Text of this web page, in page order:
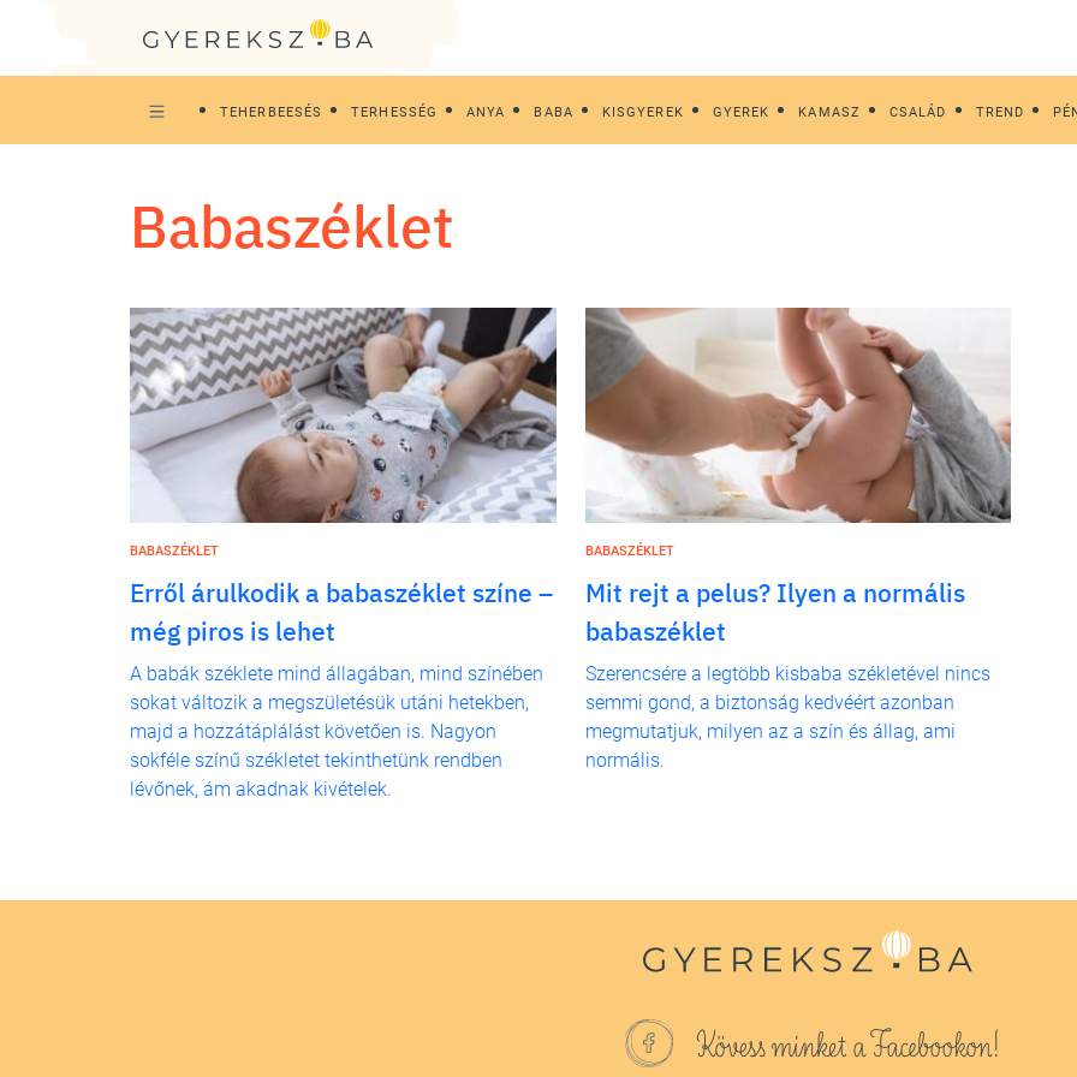
TEHERBEESÉS TERHESSÉG ANYA BABA KISGYEREK GYEREK KAMASZ CSALÁD TREND
babaszéklet
BABASZÉKLET
Erről árulkodik a babaszéklet színe –
még piros is lehet
A babák széklete mind állagában, mind színében
sokat változik a megszületésük utáni hetekben,
majd a hozzátáplálást követően is. Nagyon
sokféle színű székletet tekinthetünk rendben
lévőnek, ám akadnak kivételek.
BABASZÉKLET
Mit rejt a pelus? Ilyen a normális
babaszéklet
Szerencsére a legtöbb kisbaba székletével nincs
semmi gond, a biztonság kedvéért azonban
megmutatjuk, milyen az a szín és állag, ami
normális.
Kövess minket a Facebookon!